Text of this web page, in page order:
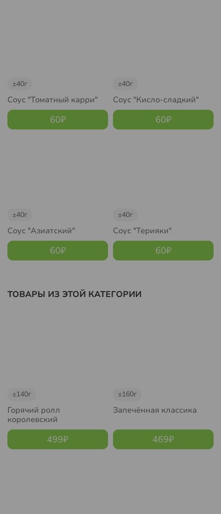
±40г
Соус "Томатный карри"
60₽
±40г
Соус "Кисло-сладкий"
60₽
±40г
Соус "Азиатский"
60₽
±40г
Соус "Терияки"
60₽
ТОВАРЫ ИЗ ЭТОЙ КАТЕГОРИИ
±140г
Горячий ролл
королевский
499₽
±160г
Запечённая классика
469₽